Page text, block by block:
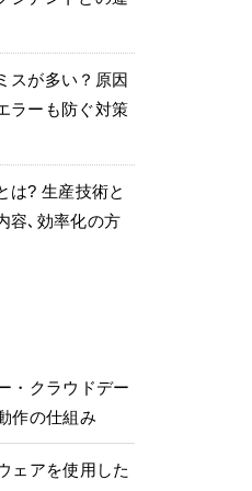
スが多い？原因
ラーも防ぐ対策
は? 生産技術と
容､効率化の方
・クラウドデー
作の仕組み
ェアを使⽤した